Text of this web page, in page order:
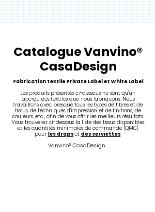
CatalogueVanvino®
CasaDesign
Fabrication textile Private Label et White Label
Les produits présentés ci-dessous ne sont qu'un
aperçu des textiles que nous fabriquons. Nous
travaillons avec presque tous les types de fibres et de
tissus, de techniques d'impression et de finitions, de
couleurs, etc., afin de vous offrir les meilleurs résultats.
Vous trouverez ci-dessous la liste des tissus disponibles
et les quantités minimales de commande (QMC)
pour les drapset des serviettes.
Vanvino® CasaDesign